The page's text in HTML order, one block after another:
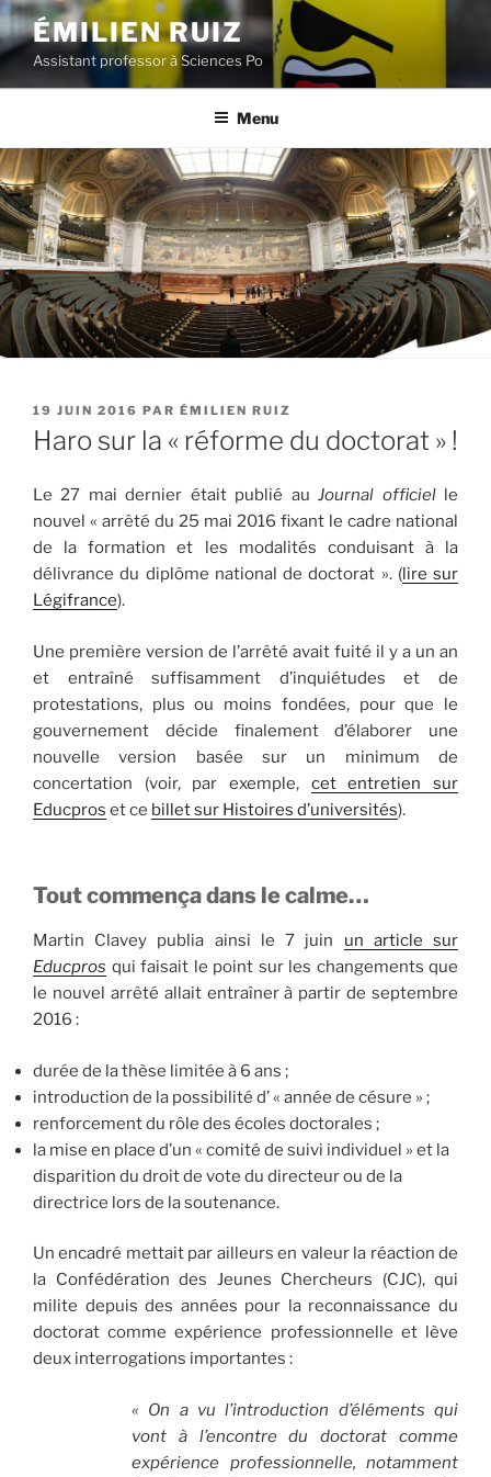
Aller
au
contenu
principal
ÉMILIEN RUIZ
Assistant professor à Sciences Po
Menu
PUBLIÉ
LE
19 JUIN 2016 PAR ÉMILIEN RUIZ
Haro sur la « réforme du doctorat » !
Le 27 mai dernier était publié auJournal officielle
nouvel « arrêté du 25 mai 2016 fixant le cadre national
de la formation et les modalités conduisant à la
délivrance du diplôme national de doctorat ». (lire sur
Légifrance).
Une première version de l’arrêté avait fuité il y a un an
et entraîné suffisamment d’inquiétudes et de
protestations, plus ou moins fondées, pour que le
gouvernement décide finalement d’élaborer une
nouvelle version basée sur un minimum de
concertation (voir, par exemple, cet entretien sur
Educpros et ce billet sur Histoires d’universités).
Tout commença dans le calme…
Martin Clavey publia ainsi le 7 juin un article sur
Educpros qui faisait le point sur les changements que
le nouvel arrêté allait entraîner à partir de septembre
2016 :
durée de la thèse limitée à 6 ans ;
introduction de la possibilité d’ « année de césure » ;
renforcement du rôle des écoles doctorales ;
la mise en place d’un « comité de suivi individuel » et la
disparition du droit de vote du directeur ou de la
directrice lors de la soutenance.
Un encadré mettait par ailleurs en valeur la réaction de
la Confédération des Jeunes Chercheurs (CJC), qui
milite depuis des années pour la reconnaissance du
doctorat comme expérience professionnelle et lève
deux interrogations importantes :
« On a vu l’introduction d’éléments qui
vont à l’encontre du doctorat comme
expérience professionnelle, notamment